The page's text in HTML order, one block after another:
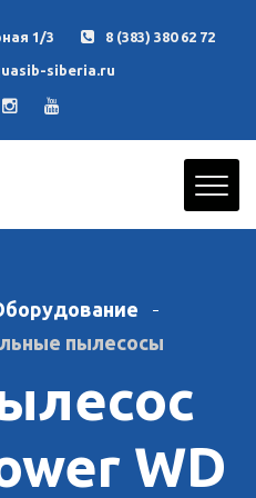
1/3 8 (383) 380 62 72
siberia.ru
пылесосы
WD